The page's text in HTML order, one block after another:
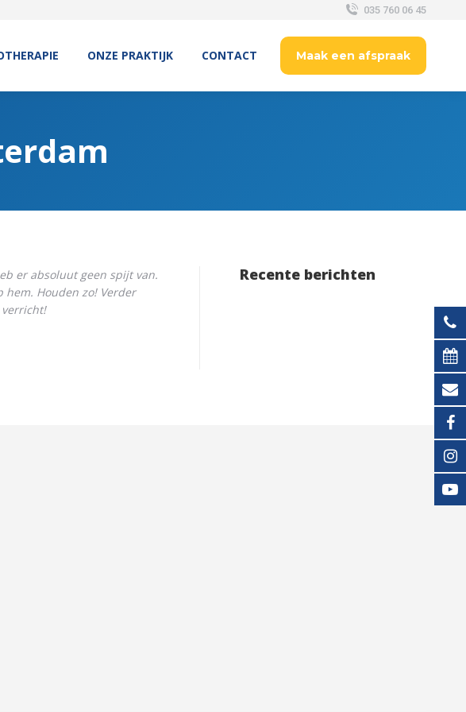
035 760 06 45
ONZE PRAKTIJK CONTACT Maak een afspraak
er absoluut geen spijt van.
hem. Houden zo! Verder
Recente berichten